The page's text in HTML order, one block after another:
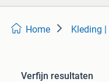
Home Kleding
Verfijn resultaten